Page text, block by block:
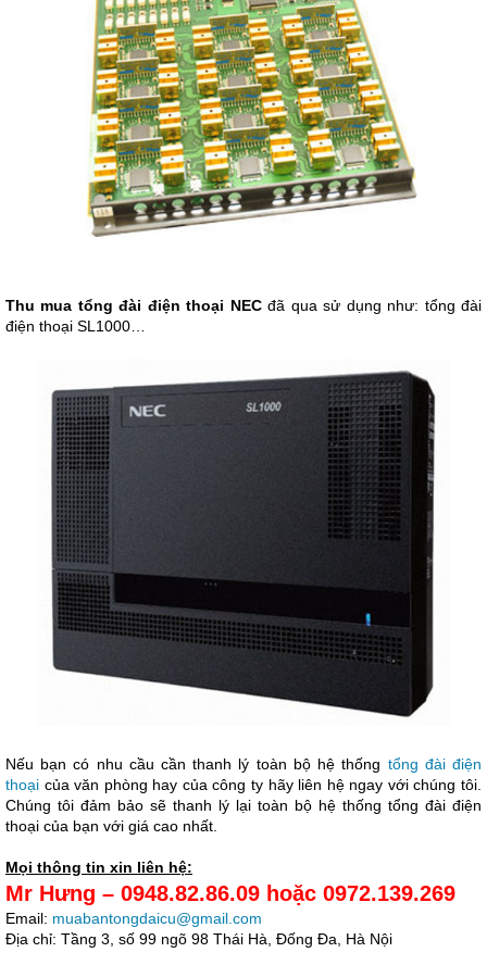
Thu mua tổng đài điện thoại NECđã qua sử dụng như: tổng đài
điện thoại SL1000…
Nếu bạn có nhu cầu cần thanh lý toàn bộ hệ thống tổng đài điện
thoại của văn phòng hay của công ty hãy liên hệ ngay với chúng tôi.
Chúng tôi đảm bảo sẽ thanh lý lại toàn bộ hệ thống tổng đài điện
thoại của bạn với giá cao nhất.
Mọi thông tin xin liên hệ:
Mr Hưng – 0948.82.86.09 hoặc 0972.139.269
Email: muabantongdaicu@gmail.com
Địa chỉ: Tầng 3, số 99 ngõ 98 Thái Hà, Đống Đa, Hà Nội